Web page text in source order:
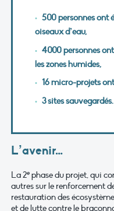
500 personnes ont
oiseaux d’eau,
4000 personnes
les zones humides,
16 micro-projets
3 sites sauvegardés.
L’avenir…
La 2ephase du projet, qui
autres sur le renforcement
restauration des
et de lutte contre le